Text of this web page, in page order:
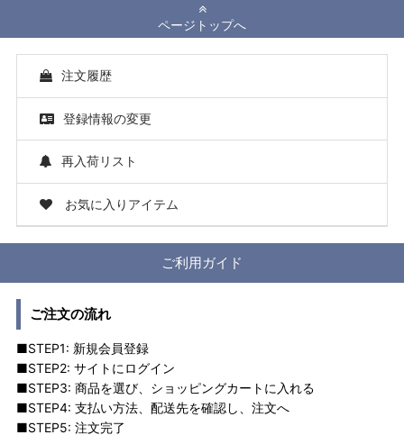
ページトップへ
注文履歴
登録情報の変更
再入荷リスト
お気に入りアイテム
ご利用ガイド
ご注文の流れ
■STEP1: 新規会員登録
■STEP2: サイトにログイン
■STEP3: 商品を選び、ショッピングカートに入れる
■STEP4: 支払い方法、配送先を確認し、注文へ
■STEP5: 注文完了